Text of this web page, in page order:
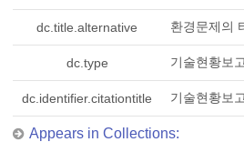
dc.title.alternative 환경문제의
dc.type 기술현황보
dc.identifier.citationtitle 기술현황보
Appears in Collections: